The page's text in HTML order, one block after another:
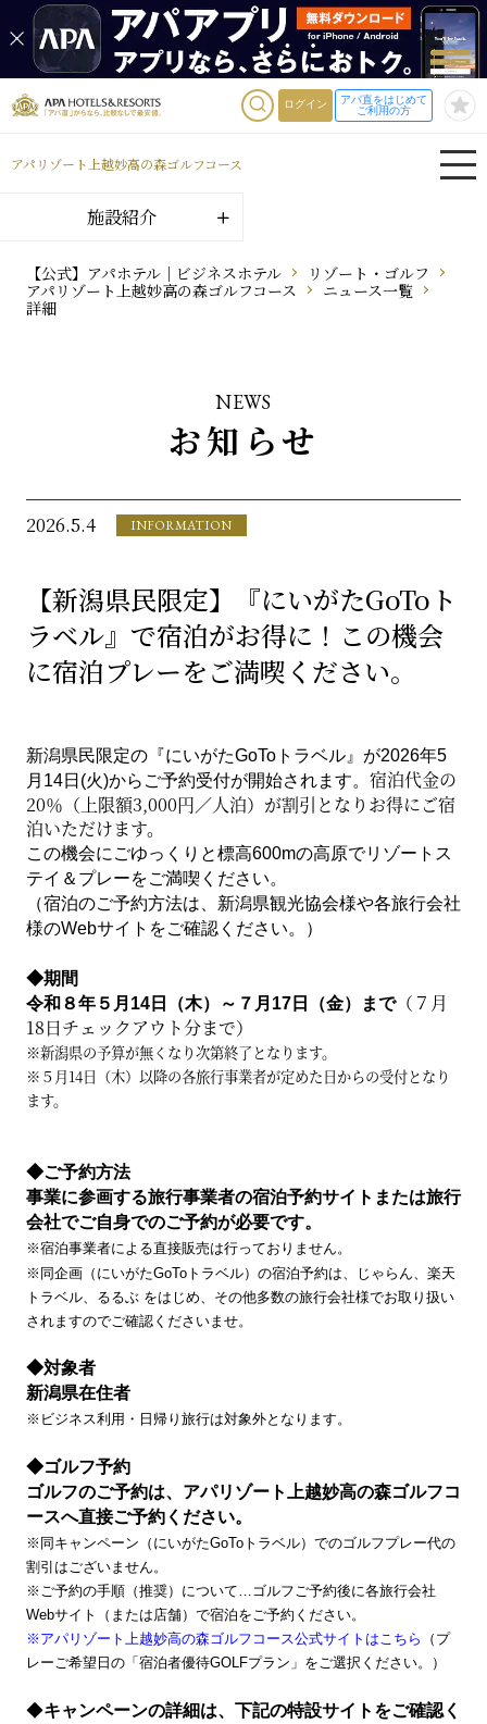
ログイン
アパ直をはじめて
ご利用の方
アパリゾート上越妙高の森ゴルフコース
施設紹介
【公式】アパホテル｜ビジネスホテル
リゾート・ゴルフ
アパリゾート上越妙高の森ゴルフコース
ニュース一覧
詳細
NEWS
お知らせ
2026.5.4 INFORMATION
【新潟県民限定】『にいがたGoToト
ラベル』で宿泊がお得に！この機会
に宿泊プレーをご満喫ください。
新潟県民限定の『にいがたGoToトラベル』が2026年5
月14日(火)からご予約受付が開始されます。 宿泊代金の
20％（上限額3,000円／人泊）が割引となりお得にご宿
泊いただけます。
この機会にごゆっくりと標高600mの高原でリゾートス
テイ＆プレーをご満喫ください。
（宿泊のご予約方法は、新潟県観光協会様や各旅行会社
様のWebサイトをご確認ください。）
◆期間
令和８年５月14日（木）～７月17日（金）まで（７月
18日チェックアウト分まで）
※新潟県の予算が無くなり次第終了となります。
※５月14日（木）以降の各旅行事業者が定めた日からの受付となり
ます。
◆ご予約方法
事業に参画する旅行事業者の宿泊予約サイトまたは旅行
会社でご自身でのご予約が必要です。
※宿泊事業者​​による直接販売は行っておりません。
※同企画（にいがたGoToトラベル）の宿泊予約は、じゃらん、楽天
トラベル、るるぶ をはじめ、その他多数の旅行会社様でお取り扱い
されますのでご確認くださいませ。
◆対象者
新潟県在住者
※ビジネス利用・日帰り旅行は対象外となります。
◆ゴルフ予約
ゴルフのご予約は、アパリゾート上越妙高の森ゴルフコ
ースへ直接ご予約ください。
※同キャンペーン（にいがたGoToトラベル）でのゴルフプレー代の
割引はございません。
※ご予約の手順（推奨）について…ゴルフご予約後に各旅行会社
Webサイト（または店舗）で宿泊をご予約ください。
※アパリゾート上越妙高の森ゴルフコース公式サイトはこちら
（プ
レーご希望日の「宿泊者優待GOLFプラン」をご選択ください。）
◆キャンペーンの詳細は、下記の特設サイトをご確認く